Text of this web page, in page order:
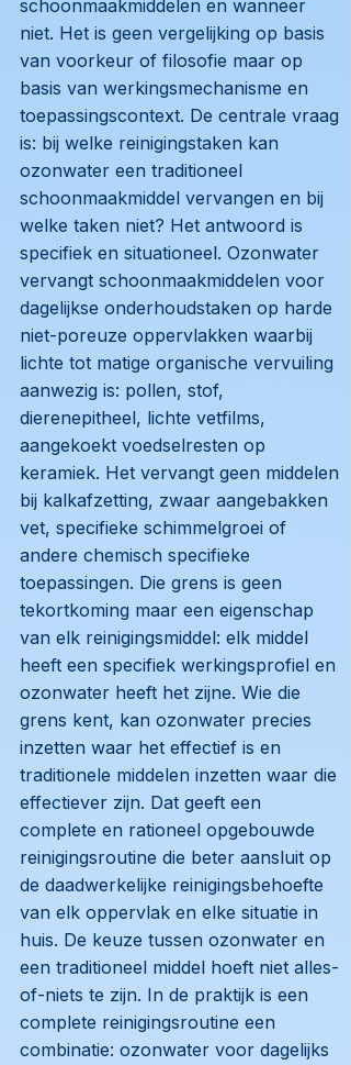
schoonmaakmiddelen en wanneer
niet. Het is geen vergelijking op basis
van voorkeur of filosofie maar op
basis van werkingsmechanisme en
toepassingscontext. De centrale vraag
is: bij welke reinigingstaken kan
ozonwater een traditioneel
schoonmaakmiddel vervangen en bij
welke taken niet? Het antwoord is
specifiek en situationeel. Ozonwater
vervangt schoonmaakmiddelen voor
dagelijkse onderhoudstaken op harde
niet-poreuze oppervlakken waarbij
lichte tot matige organische vervuiling
aanwezig is: pollen, stof,
dierenepitheel, lichte vetfilms,
aangekoekt voedselresten op
keramiek. Het vervangt geen middelen
bij kalkafzetting, zwaar aangebakken
vet, specifieke schimmelgroei of
andere chemisch specifieke
toepassingen. Die grens is geen
tekortkoming maar een eigenschap
van elk reinigingsmiddel: elk middel
heeft een specifiek werkingsprofiel en
ozonwater heeft het zijne. Wie die
grens kent, kan ozonwater precies
inzetten waar het effectief is en
traditionele middelen inzetten waar die
effectiever zijn. Dat geeft een
complete en rationeel opgebouwde
reinigingsroutine die beter aansluit op
de daadwerkelijke reinigingsbehoefte
van elk oppervlak en elke situatie in
huis. De keuze tussen ozonwater en
een traditioneel middel hoeft niet alles-
of-niets te zijn. In de praktijk is een
complete reinigingsroutine een
combinatie: ozonwater voor dagelijks